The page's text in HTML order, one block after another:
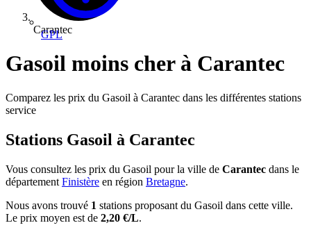
GPL
Carantec
Gasoil moins cher à Carantec
Comparez les prix du Gasoil à Carantec dans les différentes stations
service
Stations Gasoil à Carantec
Vous consultez les prix du Gasoil pour la ville de Carantec dans le
département Finistère en région Bretagne.
Nous avons trouvé 1 stations proposant du Gasoil dans cette ville.
Le prix moyen est de 2,20 €/L.